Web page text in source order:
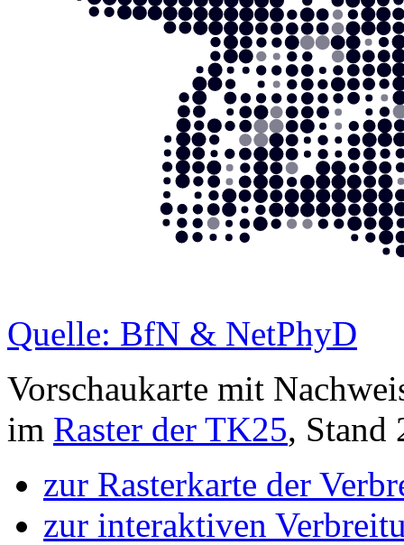
Quelle: BfN & NetPhyD
Vorschaukarte mit
im Raster der TK25, Stand
zur Rasterkarte der
zur interaktiven